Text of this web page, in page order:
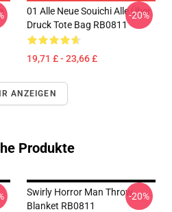
01 Alle Neue Souichi Alle Über
Druck Tote Bag RB0811
19,71 £ - 23,66 £
-20%
ANZEIGEN
Produkte
Swirly Horror Man Throw
Blanket RB0811
-20%